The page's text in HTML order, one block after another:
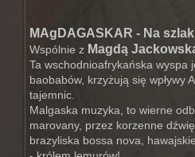
MAgDAGASKAR - Na
Wspólnie z Magdą
Ta wschodnioafrykańska wyspa
baobabów, krzyżują się wpływy
tajemnic.
Malgaska muzyka, to wierne
marovany, przez korzenne
brazyliska bossa nova,